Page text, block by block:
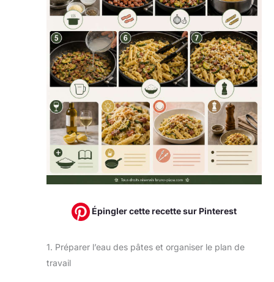
Épingler cette recette sur Pinterest
1. Préparer l’eau des pâtes et organiser le plan de
travail